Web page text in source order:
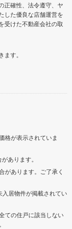
正確性、法令遵守、ヤ
した優良な店舗運営を
受けた不動産会社の取
す。
格が表示されていま
あります。
があります。ご了承く
入居物件が掲載されてい
ての住戸に該当しない